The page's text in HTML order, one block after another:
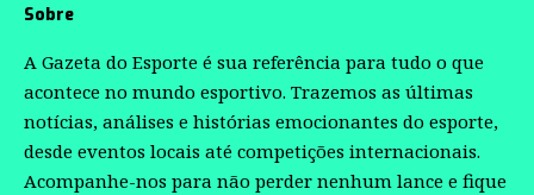
Sobre
A Gazeta do Esporte é sua referência para tudo o que
acontece no mundo esportivo. Trazemos as últimas
notícias, análises e histórias emocionantes do esporte,
desde eventos locais até competições internacionais.
Acompanhe-nos para não perder nenhum lance e fique